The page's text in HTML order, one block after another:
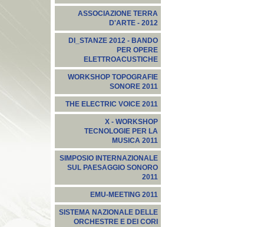
ASSOCIAZIONE TERRA
D'ARTE - 2012
DI_STANZE 2012 - BANDO
PER OPERE
ELETTROACUSTICHE
WORKSHOP TOPOGRAFIE
SONORE 2011
THE ELECTRIC VOICE 2011
X - WORKSHOP
TECNOLOGIE PER LA
MUSICA 2011
SIMPOSIO INTERNAZIONALE
SUL PAESAGGIO SONORO
2011
EMU-MEETING 2011
SISTEMA NAZIONALE DELLE
ORCHESTRE E DEI CORI